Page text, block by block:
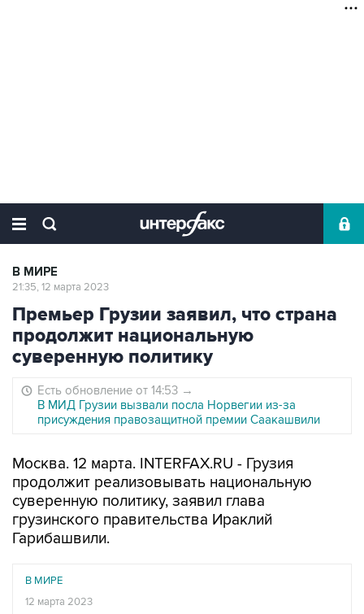
В МИРЕ
21:35, 12 марта 2023
Премьер Грузии заявил, что страна
продолжит национальную
суверенную политику
Есть обновление от 14:53 →
В МИД Грузии вызвали посла Норвегии из-за
присуждения правозащитной премии Саакашвили
Москва. 12 марта. INTERFAX.RU - Грузия
продолжит реализовывать национальную
суверенную политику, заявил глава
грузинского правительства Ираклий
Гарибашвили.
В МИРЕ
12 марта 2023